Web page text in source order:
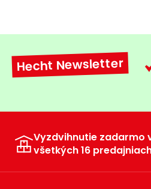
Hecht Newsletter
Vyzdvihnutie zadarmo
všetkých 16